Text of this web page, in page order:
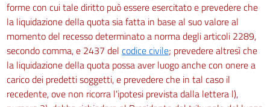
244
245
Capo III
Protezione dai rischi connessi all'esposizione all'amianto
Sezione I
forme con cui tale diritto può essere esercitato e prevedere che
la liquidazione della quota sia fatta in base al suo valore al
momento del recesso determinato a norma degli articoli 2289,
secondo comma, e 2437 del codice civile; prevedere altresì che
la liquidazione della quota possa aver luogo anche con onere a
carico dei predetti soggetti, e prevedere che in tal caso il
recedente, ove non ricorra l'ipotesi prevista dalla lettera l),